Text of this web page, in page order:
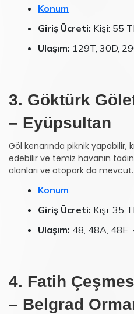
Konum
Giriş Ücreti: Kişi: 55
Ulaşım: 129T, 30D,
3. Göktürk
– Eyüpsultan
Göl kenarında piknik yapabilir,
edebilir ve temiz havanın
alanları ve otopark da mevcut.
Konum
Giriş Ücreti: Kişi: 35
Ulaşım: 48, 48A, 48E,
4. Fatih
– Belgrad